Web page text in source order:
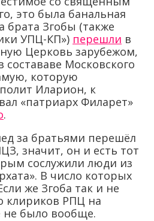
это была банальная
брата Згобы (также
УПЦ-КП») перешли в
Церковь зарубежом,
Московского
которую
Иларион, к
«патриарх Филарет»
.
за братьями перешёл
значит, он и есть тот
сослужили люди из
В число которых
же Згоба так и не
клириков РПЦ на
не было вообще.